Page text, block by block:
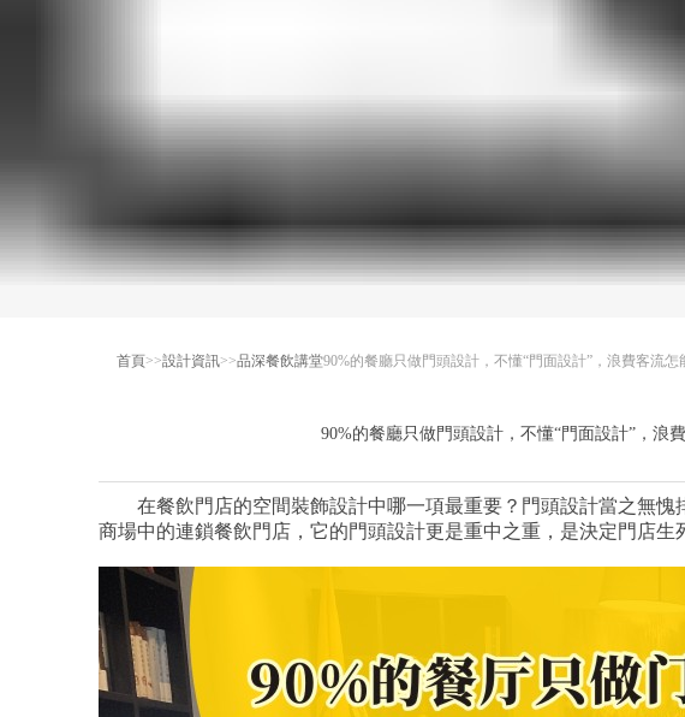
首頁>>設計資訊>>品深餐飲講堂90%的餐廳只做門頭設計，不懂“門面設計”，浪費客流怎能
90%的餐廳只做門頭設計，不懂“門面設計”，
在餐飲門店的空間裝飾設計中哪一項最重要？門頭設計當之無愧排
商場中的連鎖餐飲門店，它的門頭設計更是重中之重，是決定門店生